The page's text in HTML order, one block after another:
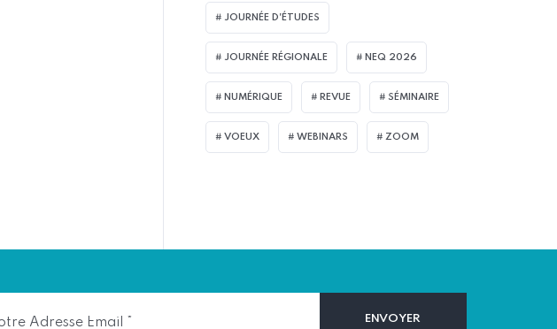
JOURNÉE D'ÉTUDES
JOURNÉE RÉGIONALE NEQ 2026
NUMÉRIQUE REVUE SÉMINAIRE
VOEUX WEBINARS ZOOM